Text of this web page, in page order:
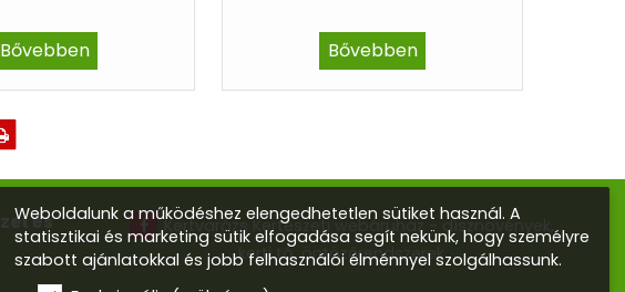
Bővebben Bővebben
és
Kertvarázs Kertészeti webáruház - dísznövények,
kerti tó, öntözőrendszerek
Weboldalunk a működéshez elengedhetetlen sütiket használ. A
statisztikai és marketing sütik elfogadása segít nekünk, hogy személyre
szabott ajánlatokkal és jobb felhasználói élménnyel szolgálhassunk.